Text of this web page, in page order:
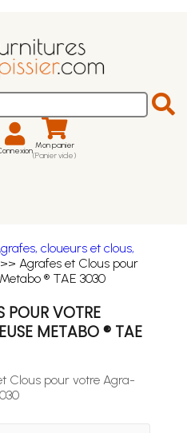
Mon panier
(Panier vide)
cloueurs et clous,
>> Agrafes et Clous pour
® TAE 3030
POUR VOTRE
METABO ® TAE
Clous pour votre Agra-